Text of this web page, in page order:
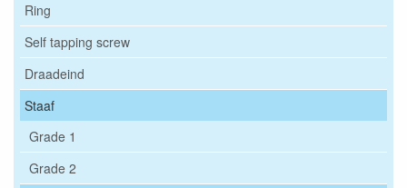
Ring
Self tapping screw
Draadeind
Staaf
Grade 1
Grade 2